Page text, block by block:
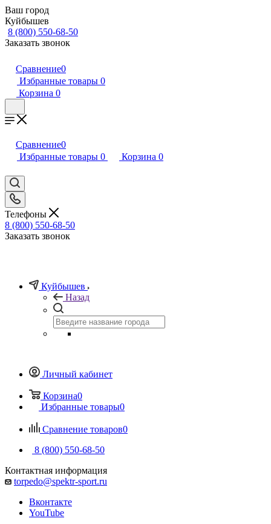
Ваш город
Куйбышев
8 (800) 550-68-50
Заказать звонок
Сравнение0
Избранные товары 0
Корзина 0
Сравнение0
Избранные товары 0 Корзина 0
Телефоны
8 (800) 550-68-50
Заказать звонок
Куйбышев
Назад
Личный кабинет
Корзина0
Избранные товары0
Сравнение товаров0
8 (800) 550-68-50
Контактная информация
torpedo@spektr-sport.ru
Вконтакте
YouTube